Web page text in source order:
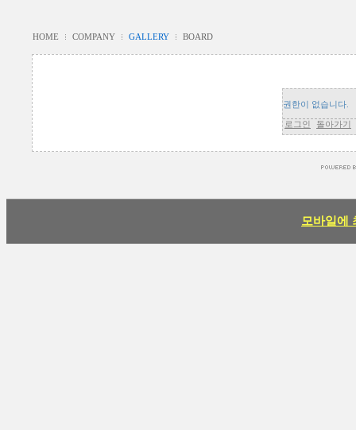
HOME COMPANY GALLERY BOARD
권한이 없습니다.
로그인 돌아가기
모바일에